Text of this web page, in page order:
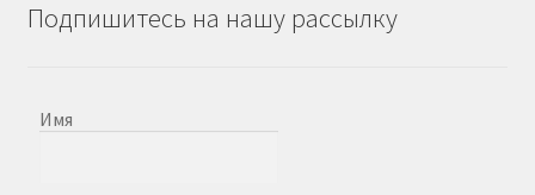
Подпишитесь на нашу рассылку
Имя